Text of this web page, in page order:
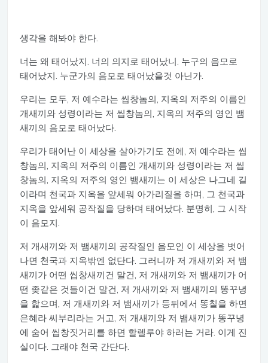
생각을 해봐야 한다.
너는 왜 태어났지. 너의 의지로 태어났니. 누구의 음모로
태어났지. 누군가의 음모로 태어났을것 아닌가.
우리는 모두, 저 예수라는 씹창놈의, 지옥의 저주의 이름인
개새끼와 성령이라는 저 씹창놈의, 지옥의 저주의 영인 뱀
새끼의 음모로 태어났다.
우리가 태어난 이 세상을 살아가기도 전에, 저 예수라는 씹
창놈의, 지옥의 저주의 이름인 개새끼와 성령이라는 저 씹
창놈의, 지옥의 저주의 영인 뱀새끼는 이 세상은 나그네 길
이라며 천국과 지옥을 앞세워 아가리질을 하며, 그 천국과
지옥을 앞세워 공작질을 당하며 태어났다. 분명히, 그 시작
이 음모지.
저 개새끼와 저 뱀새끼의 공작질인 음모인 이 세상을 벗어
나면 천국과 지옥밖엔 없단다. 그러니까 저 개새끼와 저 뱀
새끼가 어떤 씹창새끼건 말건, 저 개새끼와 저 뱀새끼가 어
떤 좆같은 것들이건 말건, 저 개새끼와 저 뱀새끼의 똥꾸녕
을 핥으며, 저 개새끼와 저 뱀새끼가 등뒤에서 똥칠을 하면
은혜라 씨부리라는 거고, 저 개새끼와 저 뱀새끼가 똥꾸녕
에 숨어 씹창짓거리를 하면 할렐루야 하러는 거라. 이게 진
실이다. 그래야 천국 간단다.